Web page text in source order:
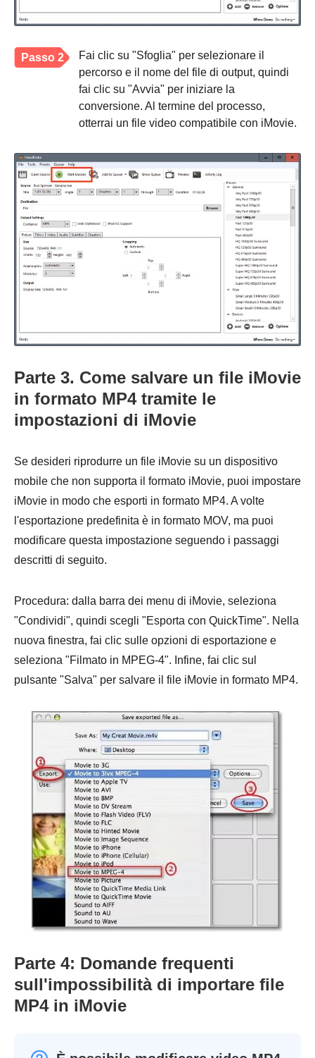
Passo 2
Fai clic su "Sfoglia" per selezionare il
percorso e il nome del file di output, quindi
fai clic su "Avvia" per iniziare la
conversione. Al termine del processo,
otterrai un file video compatibile con iMovie.
Parte 3. Come salvare un file iMovie
in formato MP4 tramite le
impostazioni di iMovie
Se desideri riprodurre un file iMovie su un dispositivo
mobile che non supporta il formato iMovie, puoi impostare
iMovie in modo che esporti in formato MP4. A volte
l'esportazione predefinita è in formato MOV, ma puoi
modificare questa impostazione seguendo i passaggi
descritti di seguito.
Procedura: dalla barra dei menu di iMovie, seleziona
"Condividi", quindi scegli "Esporta con QuickTime". Nella
nuova finestra, fai clic sulle opzioni di esportazione e
seleziona "Filmato in MPEG-4". Infine, fai clic sul
pulsante "Salva" per salvare il file iMovie in formato MP4.
Parte 4: Domande frequenti
sull'impossibilità di importare file
MP4 in iMovie